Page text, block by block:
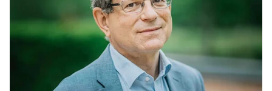
VIDEOGALLERI
UTMÄRKELSER
ÖVRIGA FORMAT